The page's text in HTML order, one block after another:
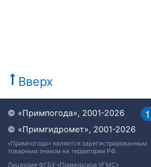
Вверх
© «Примпогода», 2001-2026
© «Примгидромет», 2001-2026
«Примпогода» является зарегистрированным
товарным знаком на территории РФ.
Лицензия ФГБУ «Приморское УГМС»